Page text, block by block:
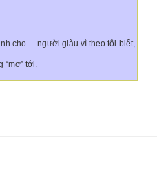
cho… người giàu vì theo tôi biết,
“mơ” tới.